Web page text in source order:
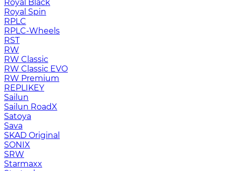
Royal Black
Royal Spin
RPLC
RPLC-Wheels
RST
RW
RW Classic
RW Classic EVO
RW Premium
RЕPLIKEY
Sailun
Sailun RoadX
Satoya
Sava
SKAD Original
SONIX
SRW
Starmaxx